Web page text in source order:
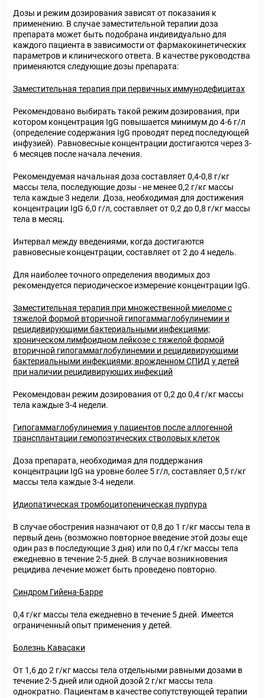
Дозы и режим дозирования зависят от показания к
применению. В случае заместительной терапии доза
препарата может быть подобрана индивидуально для
каждого пациента в зависимости от фармакокинетических
параметров и клинического ответа. В качестве руководства
применяются следующие дозы препарата:
Заместительная терапия при первичных иммунодефицитах
Рекомендовано выбирать такой режим дозирования, при
котором концентрация IgG повышается минимум до 4-6 г/л
(определение содержания IgG проводят перед последующей
инфузией). Равновесные концентрации достигаются через 3-
6 месяцев после начала лечения.
Рекомендуемая начальная доза составляет 0,4-0,8 г/кг
массы тела, последующие дозы - не менее 0,2 г/кг массы
тела каждые 3 недели. Доза, необходимая для достижения
концентрации IgG 6,0 г/л, составляет от 0,2 до 0,8 г/кг массы
тела в месяц.
Интервал между введениями, когда достигаются
равновесные концентрации, составляет от 2 до 4 недель.
Для наиболее точного определения вводимых доз
рекомендуется периодическое измерение концентрации IgG.
Заместительная терапия при множественной миеломе с
тяжелой формой вторичной гипогаммаглобулинемии и
рецидивирующими бактериальными инфекциями;
хроническом лимфоидном лейкозе с тяжелой формой
вторичной гипогаммаглобулинемии и рецидивирующими
бактериальными инфекциями; врожденном СПИД у детей
при наличии рецидивирующих инфекций
Рекомендован режим дозирования от 0,2 до 0,4 г/кг массы
тела каждые 3-4 недели.
Гипогаммаглобулинемия у пациентов после аллогенной
трансплантации гемопоэтических стволовых клеток
Доза препарата, необходимая для поддержания
концентрации IgG на уровне более 5 г/л, составляет 0,5 г/кг
массы тела каждые 3-4 недели.
Идиопатическая тромбоцитопеническая пурпура
В случае обострения назначают от 0,8 до 1 г/кг массы тела в
первый день (возможно повторное введение этой дозы еще
один раз в последующие 3 дня) или по 0,4 г/кг массы тела
ежедневно в течение 2-5 дней. В случае возникновения
рецидива лечение может быть проведено повторно.
Синдром Гийена-Барре
0,4 г/кг массы тела ежедневно в течение 5 дней. Имеется
ограниченный опыт применения у детей.
Болезнь Кавасаки
От 1,6 до 2 г/кг массы тела отдельными равными дозами в
течение 2-5 дней или одной дозой 2 г/кг массы тела
однократно. Пациентам в качестве сопутствующей терапии